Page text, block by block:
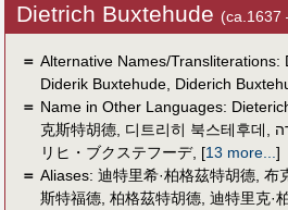
Dietrich Buxtehude
＝ Alternative Names/Transliterations:
Diderik Buxtehude, Diderich
＝ Name in Other Languages:
克斯特胡德, 디트리히 북스테후데,
リヒ・ブクステフーデ, [13 more...]
＝ Aliases: 迪特里希·柏格茲特胡德, 布
斯特福德, 柏格茲特胡德, 迪特里克·